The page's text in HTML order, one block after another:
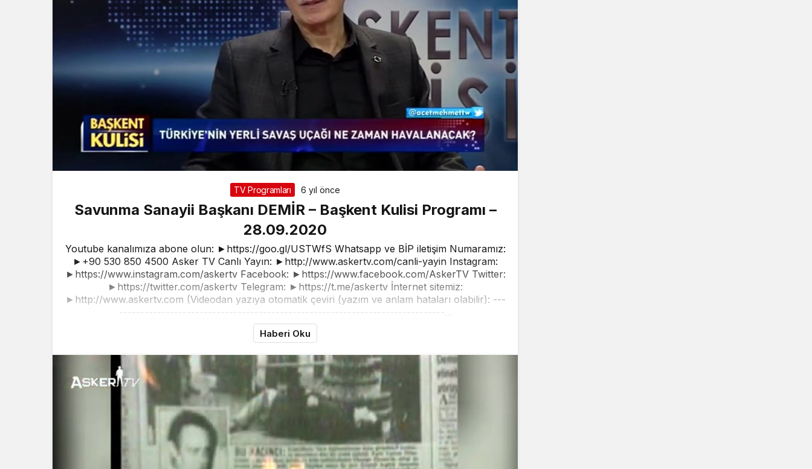
TV Programları 6 yıl önce
Savunma Sanayii Başkanı DEMİR – Başkent Kulisi Programı –
28.09.2020
Youtube kanalımıza abone olun: ►https://goo.gl/USTWfS Whatsapp ve BİP iletişim Numaramız:
►+90 530 850 4500 Asker TV Canlı Yayın: ►http://www.askertv.com/canli-yayin Instagram:
►https://www.instagram.com/askertv Facebook: ►https://www.facebook.com/AskerTV Twitter:
►https://twitter.com/askertv Telegram: ►https://t.me/askertv İnternet sitemiz:
►http://www.askertv.com (Videodan yazıya otomatik çeviri (yazım ve anlam hataları olabilir): ---
-----------------------------------------------------------------------------...
Haberi Oku